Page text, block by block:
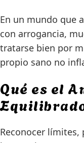
En un mundo que
con arrogancia,
tratarse bien por
propio sano no
Qué es el
Reconocer límites,